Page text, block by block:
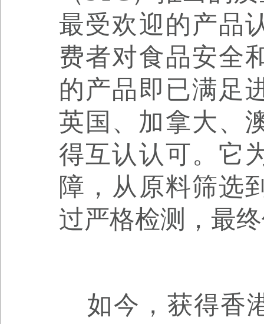
最受欢迎的产品
费者对食品安全
的产品即已满足
英国、加拿大、
得互认认可。它
障，从原料筛选
过严格检测，最
如今，获得香